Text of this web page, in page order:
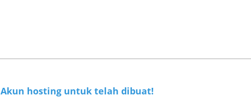
Akun hosting untuk telah dibuat!